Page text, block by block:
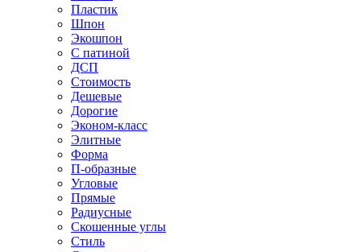
Пластик
Шпон
Экошпон
С патиной
ДСП
Стоимость
Дешевые
Дорогие
Эконом-класс
Элитные
Форма
П-образные
Угловые
Прямые
Радиусные
Скошенные углы
Стиль